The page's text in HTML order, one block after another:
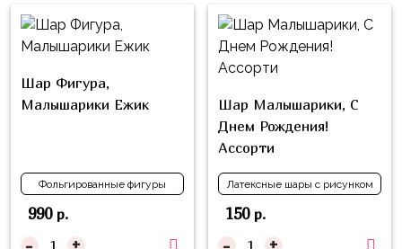
Шар Фигура,
Малышарики Ежик
Фольгированные фигуры
990р.
Шар Малышарики, С
Днем Рождения!
Ассорти
Латексные шары с рисунком
150р.
на
шар
Буквы
Сервировка
Свечи
и
Минни
Для
Для
Дедушки